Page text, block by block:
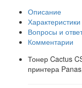
Описание
Характеристики
Вопросы и
Комментарии
Тонер Cactus
принтера